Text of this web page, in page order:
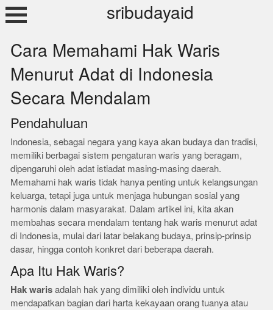
Skip
to
sribudayaid
Cara Memahami Hak Waris
Menurut Adat di Indonesia
Secara Mendalam
Pendahuluan
Indonesia, sebagai negara yang kaya akan budaya dan tradisi,
memiliki berbagai sistem pengaturan waris yang beragam,
dipengaruhi oleh adat istiadat masing-masing daerah.
Memahami hak waris tidak hanya penting untuk kelangsungan
keluarga, tetapi juga untuk menjaga hubungan sosial yang
harmonis dalam masyarakat. Dalam artikel ini, kita akan
membahas secara mendalam tentang hak waris menurut adat
di Indonesia, mulai dari latar belakang budaya, prinsip-prinsip
dasar, hingga contoh konkret dari beberapa daerah.
Apa Itu Hak Waris?
Hak waris adalah hak yang dimiliki oleh individu untuk
mendapatkan bagian dari harta kekayaan orang tuanya atau